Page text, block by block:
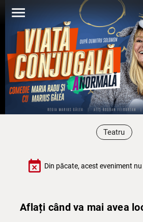
menu
Teatru
event_busy Din păcate, acest eveniment
Aflați când va mai avea